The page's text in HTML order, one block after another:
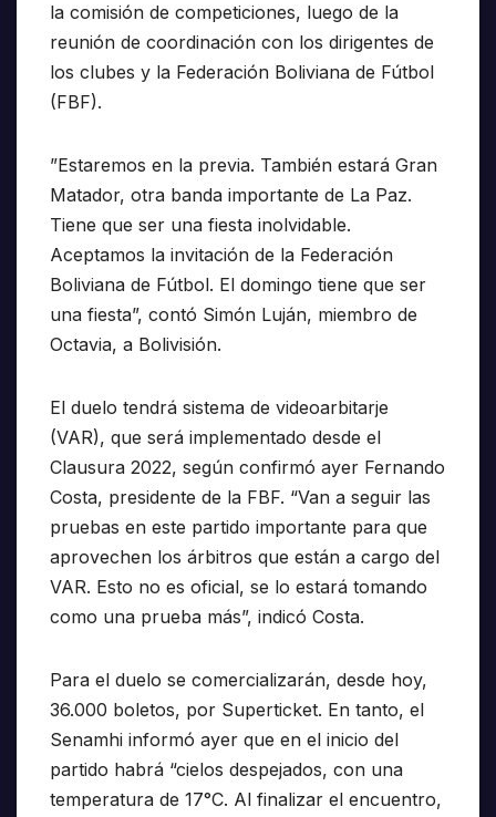
la comisión de competiciones, luego de la
reunión de coordinación con los dirigentes de
los clubes y la Federación Boliviana de Fútbol
(FBF).
”Estaremos en la previa. También estará Gran
Matador, otra banda importante de La Paz.
Tiene que ser una fiesta inolvidable.
Aceptamos la invitación de la Federación
Boliviana de Fútbol. El domingo tiene que ser
una fiesta”, contó Simón Luján, miembro de
Octavia, a Bolivisión.
El duelo tendrá sistema de videoarbitarje
(VAR), que será implementado desde el
Clausura 2022, según confirmó ayer Fernando
Costa, presidente de la FBF. “Van a seguir las
pruebas en este partido importante para que
aprovechen los árbitros que están a cargo del
VAR. Esto no es oficial, se lo estará tomando
como una prueba más”, indicó Costa.
Para el duelo se comercializarán, desde hoy,
36.000 boletos, por Superticket. En tanto, el
Senamhi informó ayer que en el inicio del
partido habrá “cielos despejados, con una
temperatura de 17°C. Al finalizar el encuentro,